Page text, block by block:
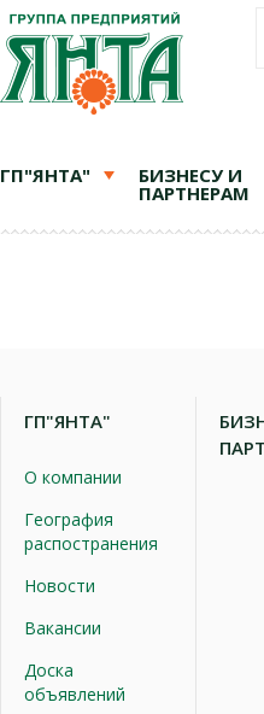
ГП"ЯНТА" БИЗНЕСУ И
ПАРТНЕРАМ
ГП"ЯНТА"
О компании
География
распостранения
Новости
Вакансии
Доска
объявлений